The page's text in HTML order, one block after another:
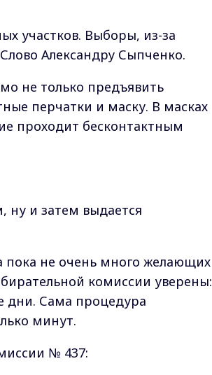
участков. Выборы, из-за
Александру Сыпченко.
не только предъявить
перчатки и маску. В масках
проходит бесконтактным
ну и затем выдается
пока не очень много желающих
комиссии уверены:
дни. Сама процедура
минут.
№ 437: